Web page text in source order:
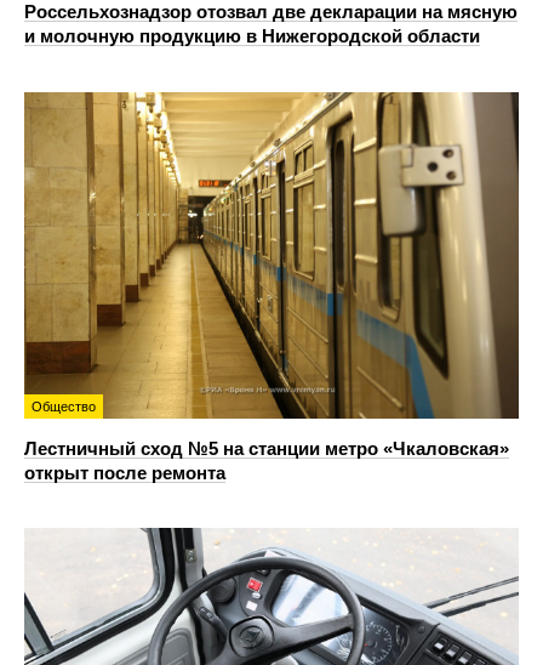
Россельхознадзор отозвал две декларации на мясную
и молочную продукцию в Нижегородской области
Общество
Лестничный сход №5 на станции метро «Чкаловская»
открыт после ремонта